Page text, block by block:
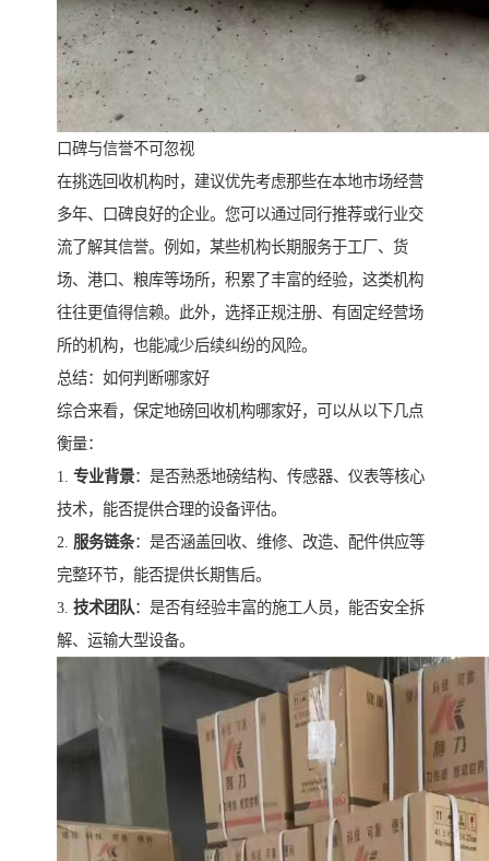
口碑与信誉不可忽视
在挑选回收机构时，建议优先考虑那些在本地市场经营
多年、口碑良好的企业。您可以通过同行推荐或行业交
流了解其信誉。例如，某些机构长期服务于工厂、货
场、港口、粮库等场所，积累了丰富的经验，这类机构
往往更值得信赖。此外，选择正规注册、有固定经营场
所的机构，也能减少后续纠纷的风险。
总结：如何判断哪家好
综合来看，保定地磅回收机构哪家好，可以从以下几点
衡量：
1. 专业背景：是否熟悉地磅结构、传感器、仪表等核心
技术，能否提供合理的设备评估。
2. 服务链条：是否涵盖回收、维修、改造、配件供应等
完整环节，能否提供长期售后。
3. 技术团队：是否有经验丰富的施工人员，能否安全拆
解、运输大型设备。